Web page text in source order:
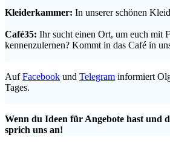
Kleiderkammer: In unserer schönen
Café35: Ihr sucht einen Ort, um euch mit
kennenzulernen? Kommt in das Café in
AufFacebook und Telegram informiert
Tages.
Wenn du Ideen für Angebote hast und
sprich uns an!